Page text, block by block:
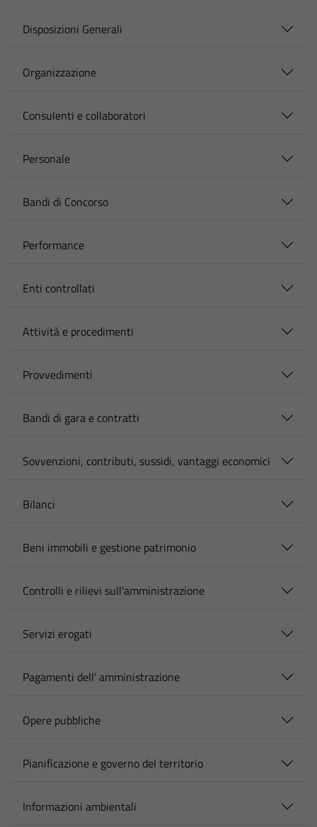
Disposizioni Generali
Organizzazione
Consulenti e collaboratori
Personale
Bandi di Concorso
Performance
Enti controllati
Attività e procedimenti
Provvedimenti
Bandi di gara e contratti
Sovvenzioni, contributi, sussidi, vantaggi economici
Bilanci
Beni immobili e gestione patrimonio
Controlli e rilievi sull'amministrazione
Servizi erogati
Pagamenti dell' amministrazione
Opere pubbliche
Pianificazione e governo del territorio
Informazioni ambientali